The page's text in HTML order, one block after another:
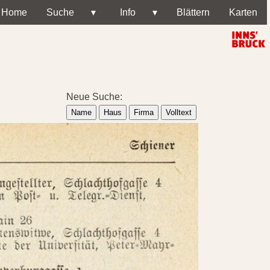
Home Suche ▾ Info ▾ Blättern Karten
Neue Suche:
Name Haus Firma Volltext